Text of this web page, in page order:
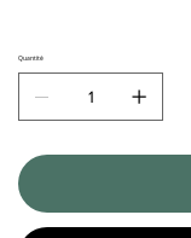
Quantité